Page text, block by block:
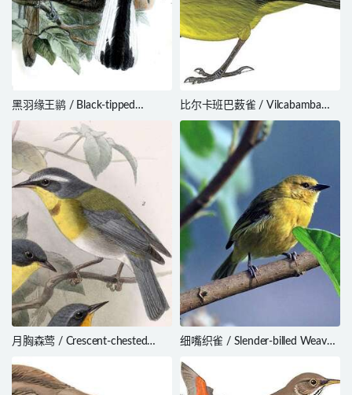
黑羽缘王鹟 / Black-tipped
Monarch / Symposiachrus
loricatus
比尔卡班巴薮雀 / Vilcabamba
Brushfinch / Atlapetes terborghi
月胸森莺 / Crescent-chested
细嘴织雀 / Slender-billed Weaver